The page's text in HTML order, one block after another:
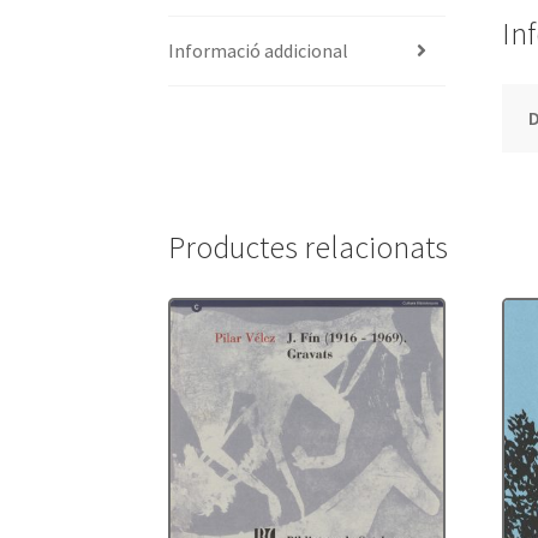
Informació addicional
Productes relacionats